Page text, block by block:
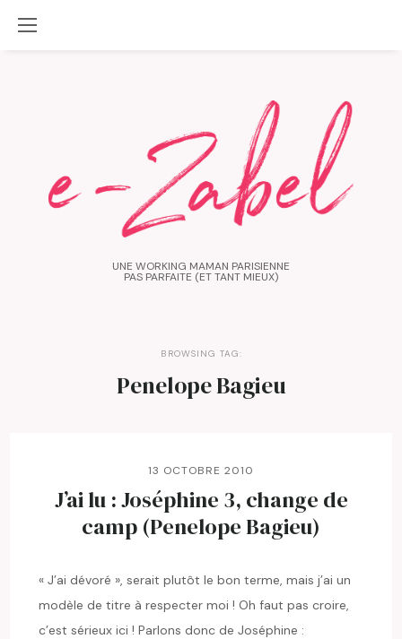
UNE WORKING MAMAN PARISIENNE
PAS PARFAITE (ET TANT MIEUX)
BROWSING TAG:
Penelope Bagieu
13 OCTOBRE 2010
J’ai lu : Joséphine 3, change de
camp (Penelope Bagieu)
« J’ai dévoré », serait plutôt le bon terme, mais j’ai un
modèle de titre à respecter moi ! Oh faut pas croire,
c’est sérieux ici ! Parlons donc de Joséphine :